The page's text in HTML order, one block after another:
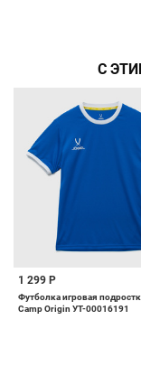
С
1 299 Р
Футболка игровая
Camp Origin УТ-00016191